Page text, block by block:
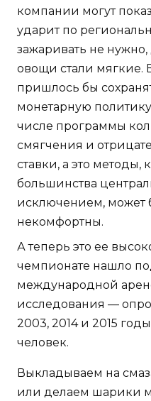
компании могут
ударит по
зажаривать не нужно,
овощи стали мягкие.
пришлось бы
монетарную
числе программы
смягчения и
ставки, а это методы,
большинства
исключением, может
некомфортны.
А теперь это ее
чемпионате нашло
международной
исследования —
2003, 2014 и 2015
человек.
Выкладываем на
или делаем шарики